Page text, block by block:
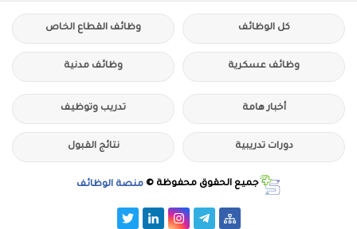
كل الوظائف وظائف القطاع الخاص
وظائف عسكرية وظائف مدنية
أخبار هامة تدريب وتوظيف
دورات تدريبية نتائج القبول
جميع الحقوق محفوظة © منصة الوظائف